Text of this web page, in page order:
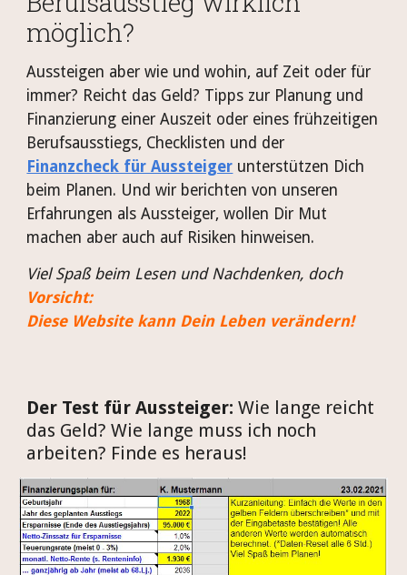
möglich?
Aussteigen aber wie und wohin, auf Zeit oder für
immer? Reicht das Geld? Tipps zur Planung und
Finanzierung einer Auszeit oder eines frühzeitigen
Berufsausstiegs, Checklisten und der
Finanzcheck für Aussteiger unterstützen Dich
beim Planen. Und wir berichten von unseren
Erfahrungen als Aussteiger, wollen Dir Mut
machen aber auch auf Risiken hinweisen.
Viel Spaß beim Lesen und Nachdenken, doch
Vorsicht:
Diese Website kann Dein Leben verändern!
Der Test für Aussteiger: Wie lange reicht
das Geld? Wie lange muss ich noch
arbeiten? Finde es heraus!